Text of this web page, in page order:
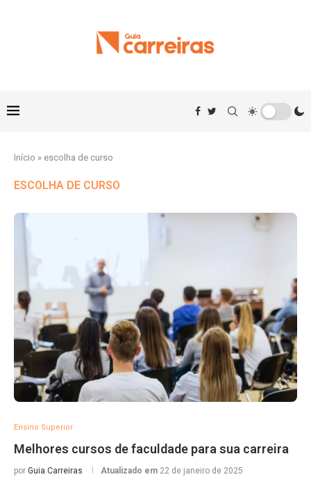
Início » escolha de curso
ESCOLHA DE CURSO
Ensino Superior
Melhores cursos de faculdade para sua carreira
por Guia Carreiras Atualizado em 22 de janeiro de 2025